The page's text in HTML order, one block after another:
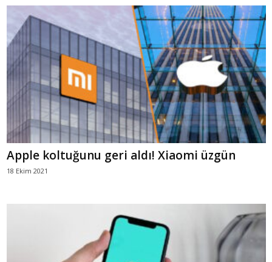
Apple koltuğunu geri aldı! Xiaomi üzgün
18 Ekim 2021